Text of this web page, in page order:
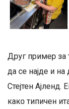
Друг пример за
да се најде и на
Стејтен Ајленд.
како типичен